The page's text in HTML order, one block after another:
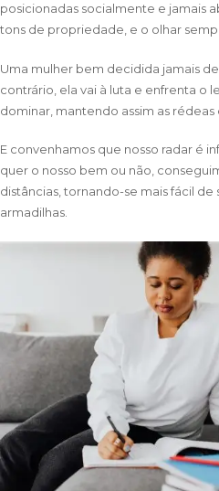
posicionadas socialmente e jamais
tons de propriedade, e o olhar
Uma mulher bem decidida jamais
contrário, ela vai à luta e enfrenta o
dominar, mantendo assim as
E convenhamos que nosso radar é
quer o nosso bem ou não,
distâncias, tornando-se mais fácil de
armadilhas.